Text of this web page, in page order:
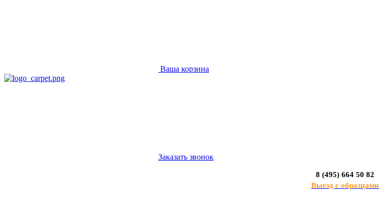
Ваша корзина
Заказать звонок
8 (495) 664 50 82
Выезд с образцами